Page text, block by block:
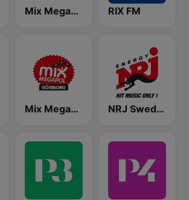
Mix Megapol RIX FM
Mix Megapol Göteborg NRJ Sweden